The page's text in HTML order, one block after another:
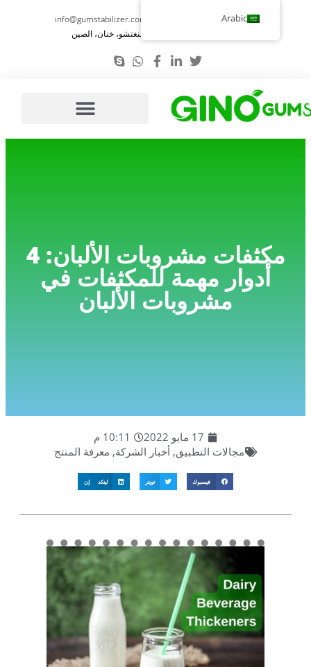
86-371-58693987
info@gumstabilizer.com
مكثفات مشروبات الألبان: 4
أدوار مهمة للمكثفات في
مشروبات الألبان
17 مايو 2022
10:11 م
مجالات التطبيق,أخبار الشركة, معرفة المنتج
فيسبوك تويتر لينكد إن
Arabic